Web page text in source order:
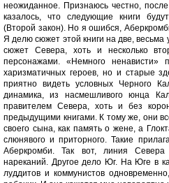
неожиданное. Признаюсь честно,
казалось, что следующие книги
(Второй закон). Но я ошибся,
Я делю сюжет этой книги на две,
сюжет Севера, хоть и несколько
персонажами. «Немного ненависти»
харизматичных героев, но и старые
приятно видеть условных Черного
динамика, из насмешливого юнца
правителем Севера, хоть и без
предыдущими книгами. К тому же, они
своего сына, как память о жене, а
слюнявого и приторного. Такие
Аберкромби. Так вот, линия
нареканий. Другое дело Юг. На Юге в
луддитов и коммунистов